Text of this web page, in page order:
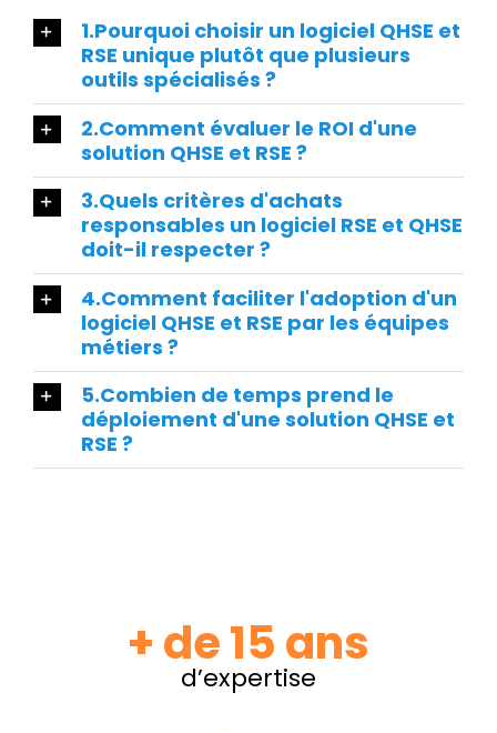
1.Pourquoi choisir un logiciel QHSE et
RSE unique plutôt que plusieurs
outils spécialisés ?
2.Comment évaluer le ROI d'une
solution QHSE et RSE ?
3.Quels critères d'achats
responsables un logiciel RSE et QHSE
doit-il respecter ?
4.Comment faciliter l'adoption d'un
logiciel QHSE et RSE par les équipes
métiers ?
5.Combien de temps prend le
déploiement d'une solution QHSE et
RSE ?
+ de 15 ans
d’expertise